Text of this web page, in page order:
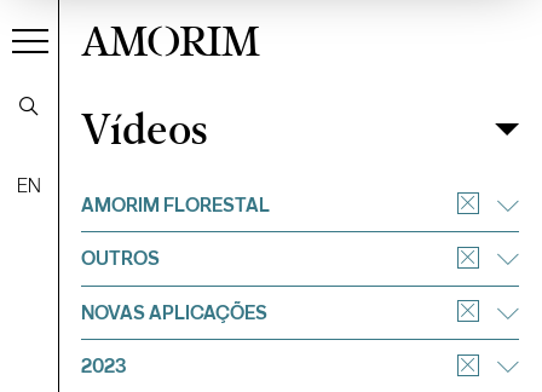
EN
AMORIM
VídeosFiltrar
Vídeos
AMORIM FLORESTAL
OUTROS
NOVAS APLICAÇÕES
2023